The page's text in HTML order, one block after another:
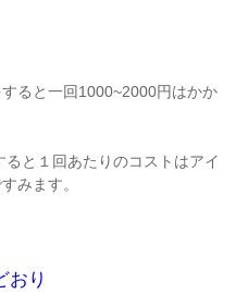
ると一回1000~2000円はかか
と１回あたりのコストはアイ
みます。
おり